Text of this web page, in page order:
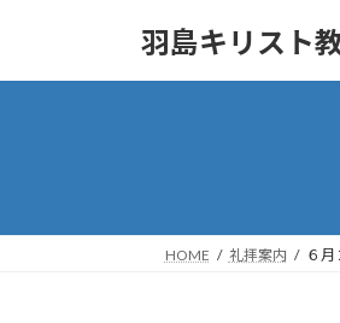
羽島キリスト
HOME 礼拝案内 ６